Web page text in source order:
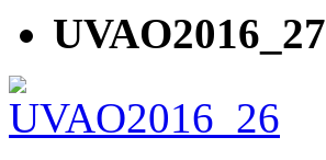
UVAO2016_27